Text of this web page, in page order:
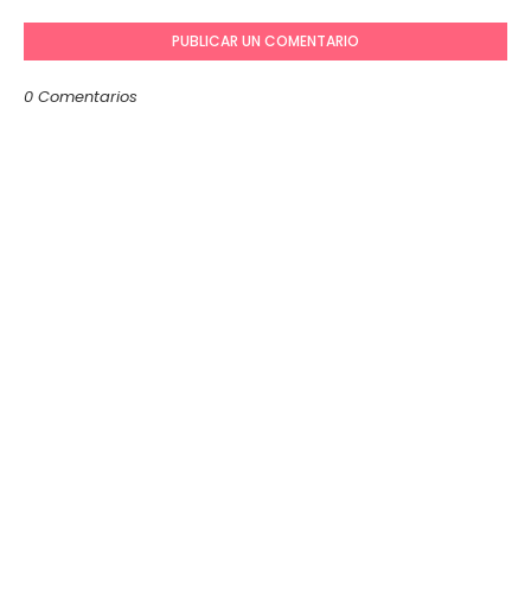
PUBLICAR UN COMENTARIO
0 Comentarios